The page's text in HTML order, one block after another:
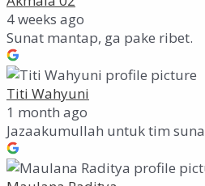
4 weeks ago
Sunat mantap, ga pake ribet.
Titi Wahyuni
1 month ago
Jazaakumullah untuk tim